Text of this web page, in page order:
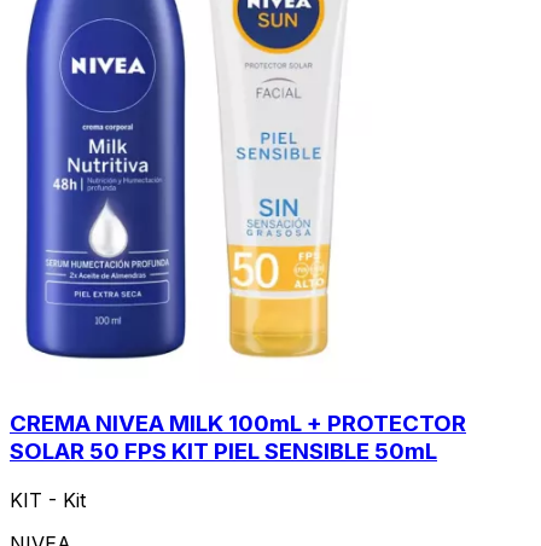
CREMA NIVEA MILK 100mL + PROTECTOR
SOLAR 50 FPS KIT PIEL SENSIBLE 50mL
KIT - Kit